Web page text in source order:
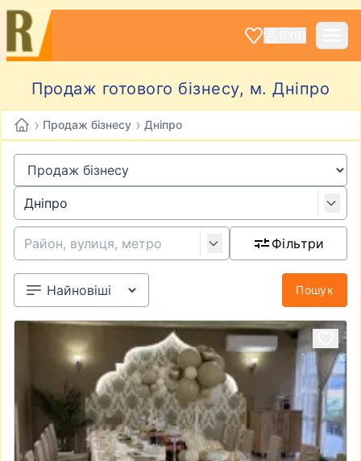
Продаж готового бізнесу, м. Дніпро
› Продаж бізнесу › Дніпро
Фільтри
Пошук